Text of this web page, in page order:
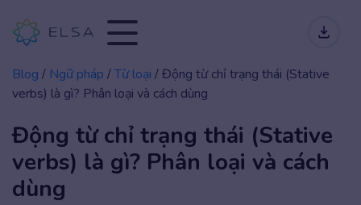
Blog / Ngữ pháp /Từ loại /Động từ chỉ trạng thái (Stative
verbs) là gì? Phân loại và cách dùng
Động từ chỉ trạng thái (Stative
verbs) là gì? Phân loại và cách
dùng